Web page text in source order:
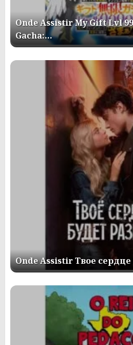
Onde Assistir My Gift Lvl
Gacha:…
Onde Assistir Твое